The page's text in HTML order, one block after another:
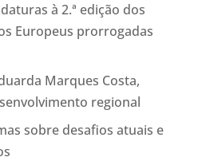
à 2.ª edição dos
Europeus prorrogadas
Marques Costa,
regional
sobre desafios atuais e